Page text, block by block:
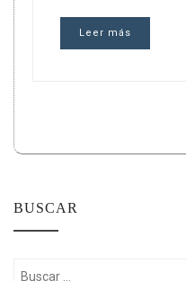
Leer más
BUSCAR
Buscar: